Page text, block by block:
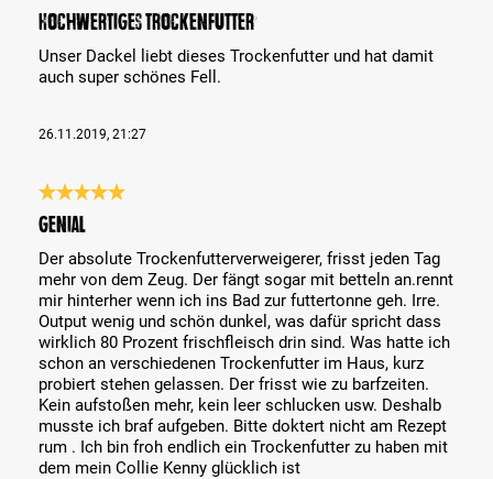
Reseña con calificación de 5 de 5 estrellas
Hochwertiges Trockenfutter
Unser Dackel liebt dieses Trockenfutter und hat damit
auch super schönes Fell.
26.11.2019, 21:27
Reseña con calificación de 5 de 5 estrellas
Genial
Der absolute Trockenfutterverweigerer, frisst jeden Tag
mehr von dem Zeug. Der fängt sogar mit betteln an.rennt
mir hinterher wenn ich ins Bad zur futtertonne geh. Irre.
Output wenig und schön dunkel, was dafür spricht dass
wirklich 80 Prozent frischfleisch drin sind. Was hatte ich
schon an verschiedenen Trockenfutter im Haus, kurz
probiert stehen gelassen. Der frisst wie zu barfzeiten.
Kein aufstoßen mehr, kein leer schlucken usw. Deshalb
musste ich braf aufgeben. Bitte doktert nicht am Rezept
rum . Ich bin froh endlich ein Trockenfutter zu haben mit
dem mein Collie Kenny glücklich ist